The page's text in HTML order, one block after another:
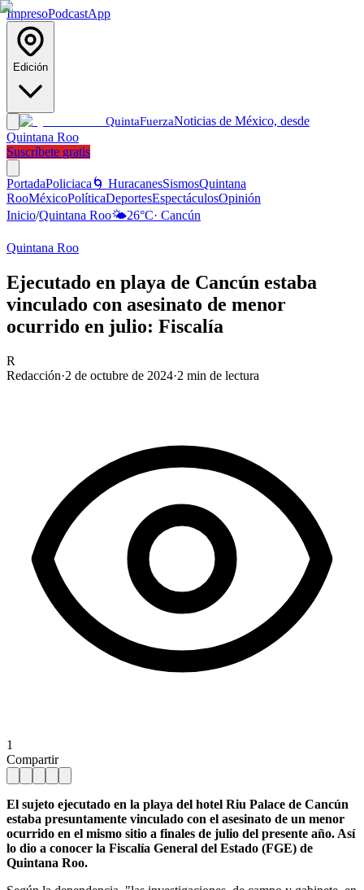
ImpresoPodcastApp
Edición
QuintaFuerzaNoticias de México, desde
Quintana Roo
Suscríbete gratis
PortadaPoliciaca 🌀 HuracanesSismosQuintana
RooMéxicoPolíticaDeportesEspectáculosOpinión
Inicio/Quintana Roo🌤️26°C· Cancún
Quintana Roo
Ejecutado en playa de Cancún estaba
vinculado con asesinato de menor
ocurrido en julio: Fiscalía
R
Redacción·2 de octubre de 2024·2 min de lectura
1
Compartir
El sujeto ejecutado en la playa del hotel Riu Palace de Cancún
estaba presuntamente vinculado con el asesinato de un menor
ocurrido en el mismo sitio a finales de julio del presente año. Así
lo dio a conocer la Fiscalía General del Estado (FGE) de
Quintana Roo.